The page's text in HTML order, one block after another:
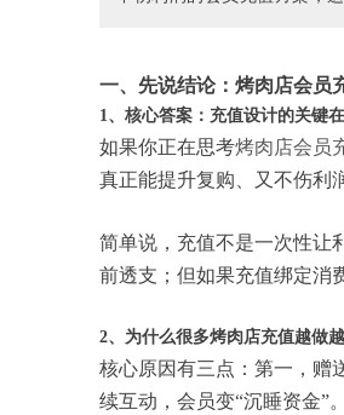
一、先说结论：烤肉店会员
1、核心答案：充值设计的关键
如果你正在思考烤肉店会员
真正能提升复购、又不伤利
简单说，充值不是一次性让
前透支；但如果充值绑定消
2、为什么很多烤肉店充值越做
核心原因有三点：第一，赠
续互动，会员变“沉睡资金”